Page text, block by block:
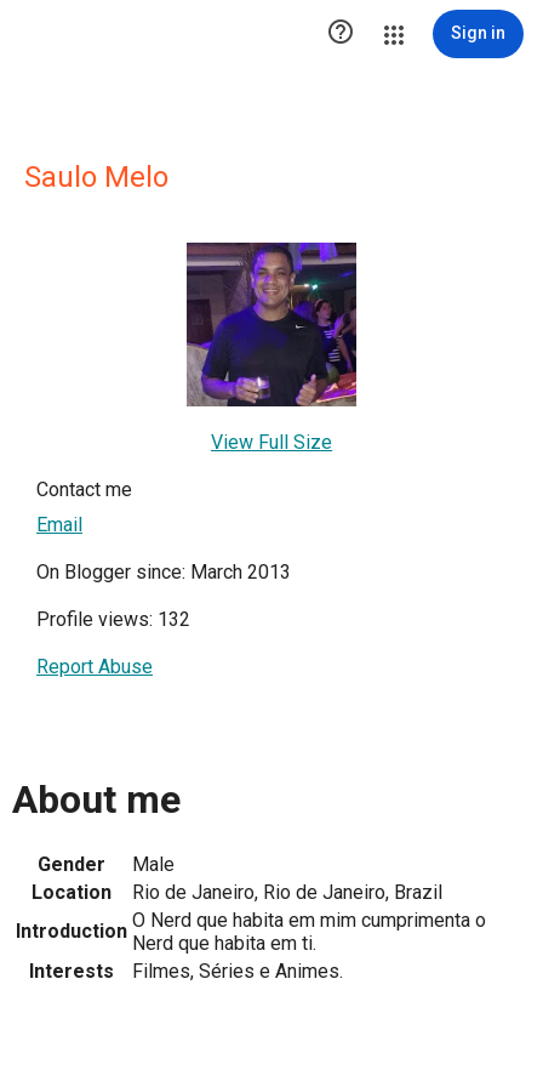
 Sign in
Saulo Melo
View Full Size
Contact me
Email
On Blogger since: March 2013
Profile views: 132
Report Abuse
About me
Gender
Male
Location
Rio de Janeiro, Rio de Janeiro, Brazil
Introduction O Nerd que habita em mim cumprimenta o
Nerd que habita em ti.
Interests
Filmes, Séries e Animes.